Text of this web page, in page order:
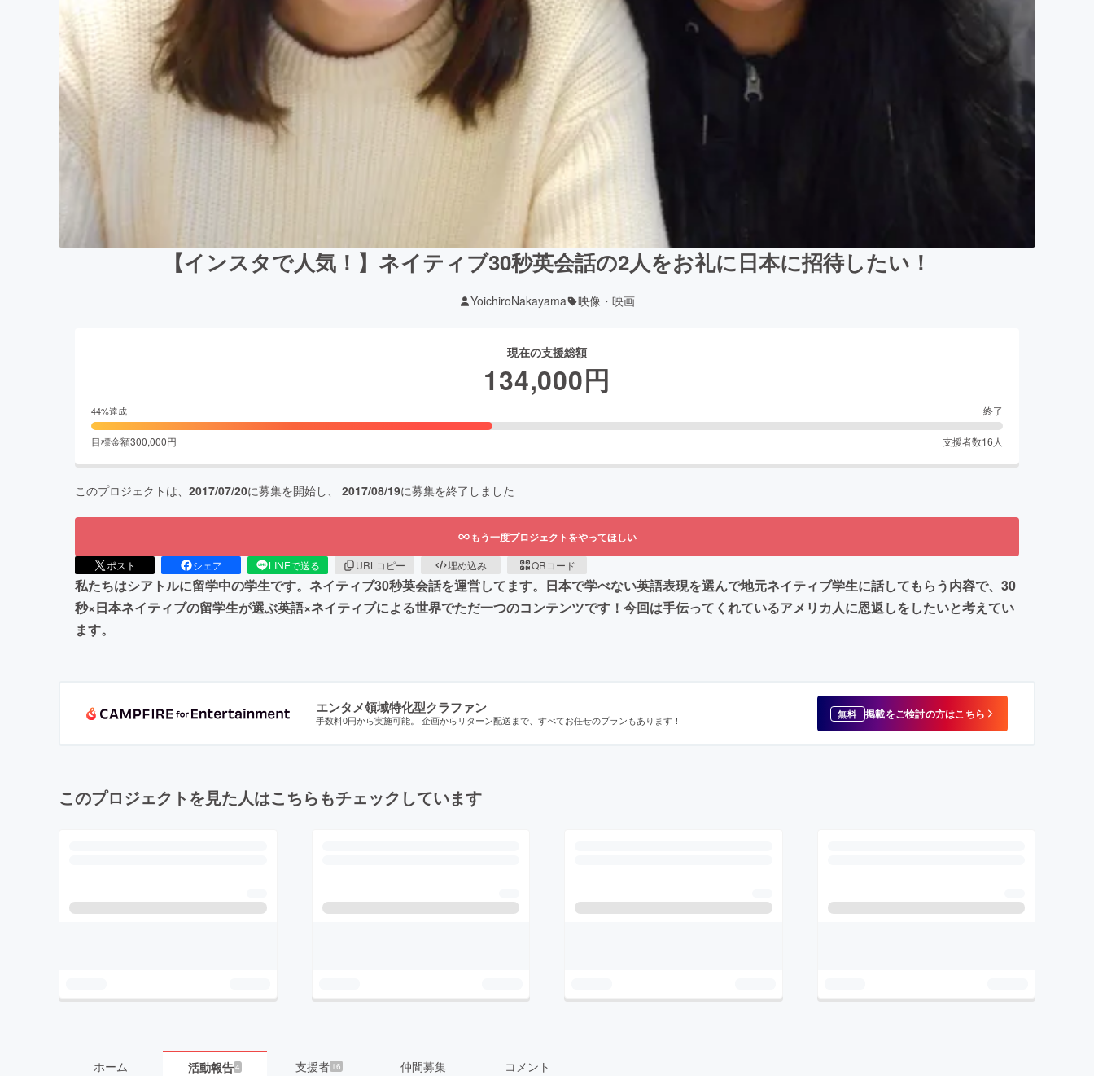
【インスタで人気！】ネイティブ30秒英会話の2人をお礼に日本に招待したい！
YoichiroNakayama 映像・映画
現在の支援総額
134,000円
44%達成 終了
目標金額300,000円 支援者数16 人
このプロジェクトは、 2017/07/20に募集を開始し、 2017/08/19に募集を終了しました
もう一度プロジェクトをやってほしい
ポスト シェア LINEで送る URLコピー 埋め込み QRコード
私たちはシアトルに留学中の学生です。ネイティブ30秒英会話を運営してます。日本で学べない英語表現を選んで地元ネイティブ学生に話してもらう内容で、30
秒×日本ネイティブの留学生が選ぶ英語×ネイティブによる世界でただ一つのコンテンツです！今回は手伝ってくれているアメリカ人に恩返しをしたいと考えてい
ます。
エンタメ領域特化型クラファン
手数料0円から実施可能。 企画からリターン配送まで、すべてお任せのプランもあります！ 無料 掲載をご検討の方はこちら
このプロジェクトを見た人はこちらもチェックしています
ホーム 活動報告4 支援者 16 仲間募集 コメント